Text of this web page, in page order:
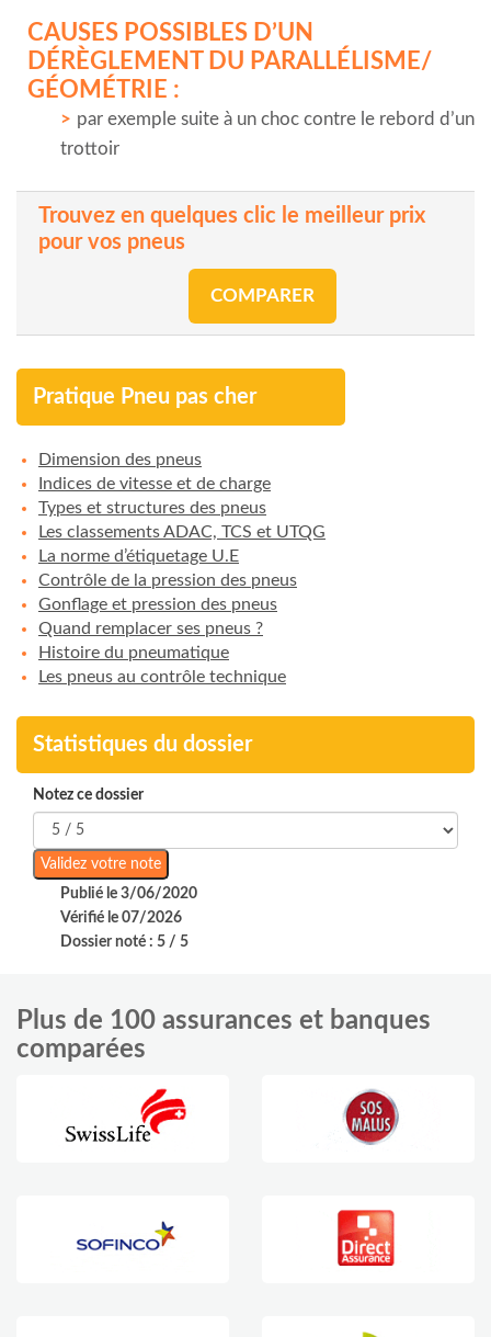
CAUSES POSSIBLES D’UN
DÉRÈGLEMENT DU PARALLÉLISME/
GÉOMÉTRIE :
par exemple suite à un choc contre le rebord d’un
trottoir
Trouvez en quelques clic le meilleur prix
pour vos pneus
COMPARER
Pratique Pneu pas cher
Dimension des pneus
Indices de vitesse et de charge
Types et structures des pneus
Les classements ADAC, TCS et UTQG
La norme d’étiquetage U.E
Contrôle de la pression des pneus
Gonflage et pression des pneus
Quand remplacer ses pneus ?
Histoire du pneumatique
Les pneus au contrôle technique
Statistiques du dossier
Notez ce dossier
Publié le 3/06/2020
Vérifié le 07/2026
Dossier noté : 5 / 5
Plus de 100 assurances et banques
comparées